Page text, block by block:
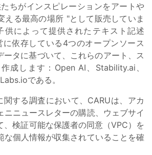
ちがインスピレーションをアートや
える最高の場所 "として販売していま
供によって提供されたテキスト記述
に依存している4つのオープンソース
ータに基づいて、これらのアート、ス
成します：Open AI、Stability.ai、
である。
関する調査において、CARUは、アカ
ニニュースレターの購読、ウェブサイ
、検証可能な保護者の同意（VPC）を
な個人情報が収集されていることを確